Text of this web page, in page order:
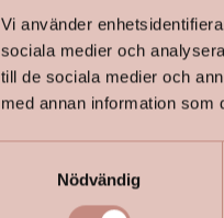
Vi använder
sociala medier och
till de sociala medier och
med annan information som
Nödvändig